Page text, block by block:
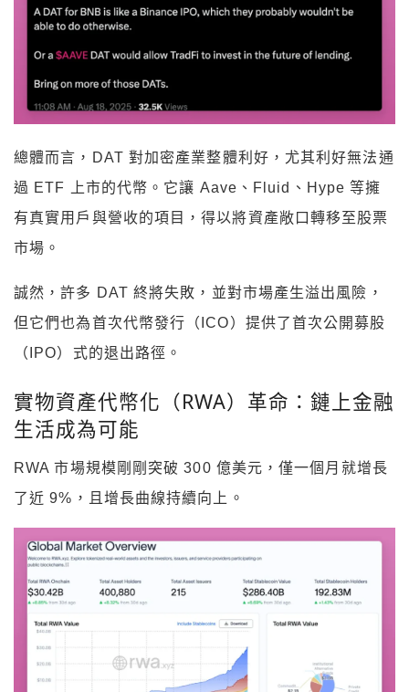
總體而言，DAT 對加密產業整體利好，尤其利好無法通
過 ETF 上市的代幣。它讓 Aave、Fluid、Hype 等擁
有真實用戶與營收的項目，得以將資產敞口轉移至股票
市場。
誠然，許多 DAT 終將失敗，並對市場產生溢出風險，
但它們也為首次代幣發行（ICO）提供了首次公開募股
（IPO）式的退出路徑。
實物資產代幣化（RWA）革命：鏈上金融
生活成為可能
RWA 市場規模剛剛突破 300 億美元，僅一個月就增長
了近 9%，且增長曲線持續向上。